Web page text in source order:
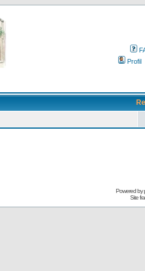
Profil
Powered by
Site